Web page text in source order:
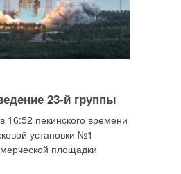
23-й группы
16:52 пекинского времени
установки №1
площадки